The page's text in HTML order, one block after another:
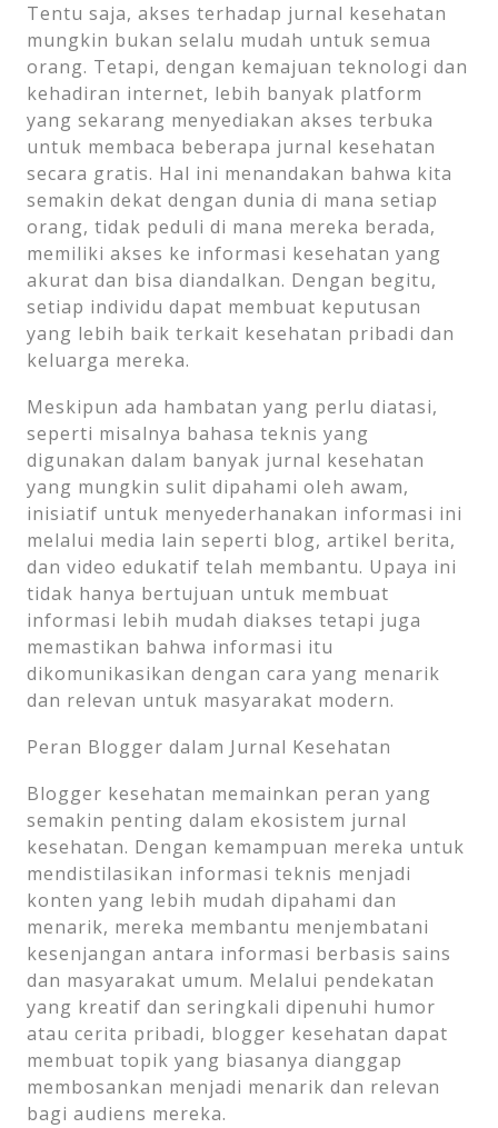
Tentu saja, akses terhadap jurnal kesehatan
mungkin bukan selalu mudah untuk semua
orang. Tetapi, dengan kemajuan teknologi dan
kehadiran internet, lebih banyak platform
yang sekarang menyediakan akses terbuka
untuk membaca beberapa jurnal kesehatan
secara gratis. Hal ini menandakan bahwa kita
semakin dekat dengan dunia di mana setiap
orang, tidak peduli di mana mereka berada,
memiliki akses ke informasi kesehatan yang
akurat dan bisa diandalkan. Dengan begitu,
setiap individu dapat membuat keputusan
yang lebih baik terkait kesehatan pribadi dan
keluarga mereka.
Meskipun ada hambatan yang perlu diatasi,
seperti misalnya bahasa teknis yang
digunakan dalam banyak jurnal kesehatan
yang mungkin sulit dipahami oleh awam,
inisiatif untuk menyederhanakan informasi ini
melalui media lain seperti blog, artikel berita,
dan video edukatif telah membantu. Upaya ini
tidak hanya bertujuan untuk membuat
informasi lebih mudah diakses tetapi juga
memastikan bahwa informasi itu
dikomunikasikan dengan cara yang menarik
dan relevan untuk masyarakat modern.
Peran Blogger dalam Jurnal Kesehatan
Blogger kesehatan memainkan peran yang
semakin penting dalam ekosistem jurnal
kesehatan. Dengan kemampuan mereka untuk
mendistilasikan informasi teknis menjadi
konten yang lebih mudah dipahami dan
menarik, mereka membantu menjembatani
kesenjangan antara informasi berbasis sains
dan masyarakat umum. Melalui pendekatan
yang kreatif dan seringkali dipenuhi humor
atau cerita pribadi, blogger kesehatan dapat
membuat topik yang biasanya dianggap
membosankan menjadi menarik dan relevan
bagi audiens mereka.